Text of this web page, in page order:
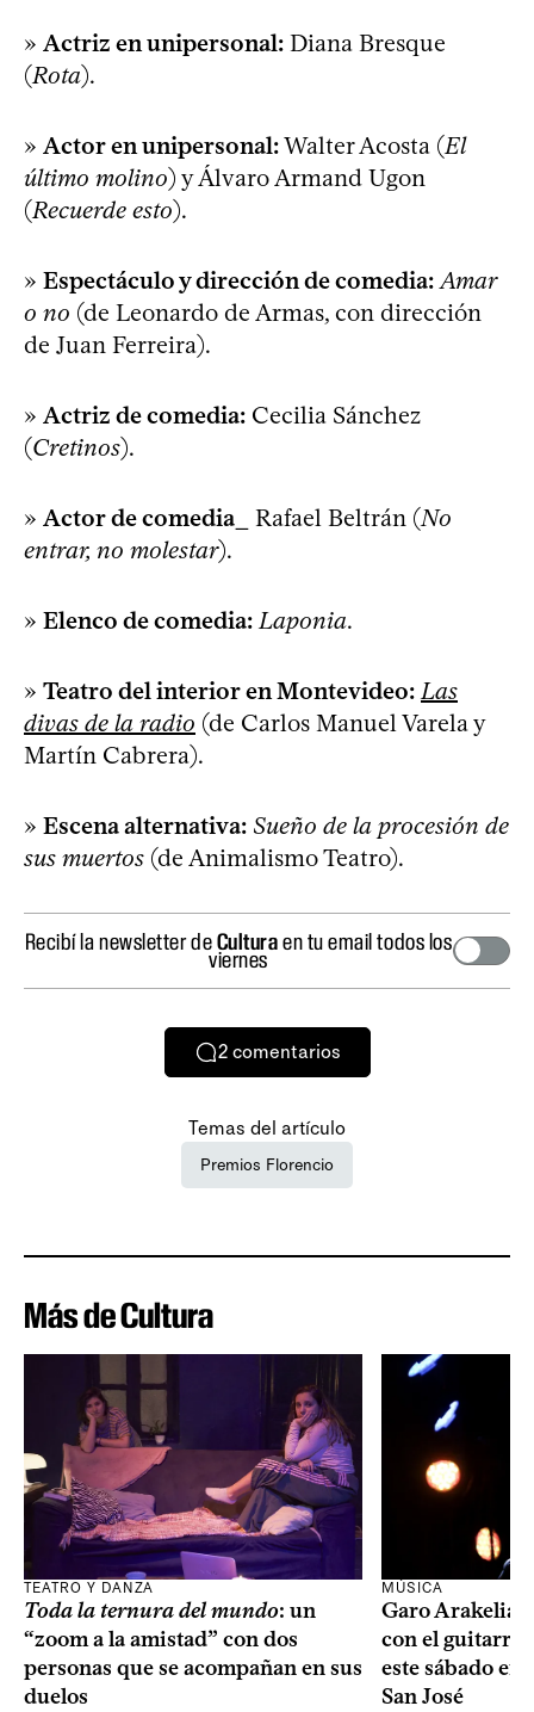
» Actriz en unipersonal: Diana Bresque
(Rota).
» Actor en unipersonal:Walter Acosta (El
último molino) y Álvaro Armand Ugon
(Recuerde esto).
» Espectáculo y dirección de comedia: Amar
o no (de Leonardo de Armas, con dirección
de Juan Ferreira).
» Actriz de comedia: Cecilia Sánchez
(Cretinos).
» Actor de comedia_ Rafael Beltrán (No
entrar, no molestar).
» Elenco de comedia: Laponia.
» Teatro del interior en Montevideo: Las
divas de la radio (de Carlos Manuel Varela y
Martín Cabrera).
» Escena alternativa: Sueño de la procesión de
sus muertos (de Animalismo Teatro).
Recibí la newsletter deCulturaen tu email todos los
viernes
2 comentarios
Temas del artículo
Premios Florencio
Más de Cultura
TEATRO Y DANZA
Toda la ternura del mundo: un
“zoom a la amistad” con dos
personas que se acompañan en sus
duelos
MÚSICA
Garo Arakelian
con el
este sábado en
San José